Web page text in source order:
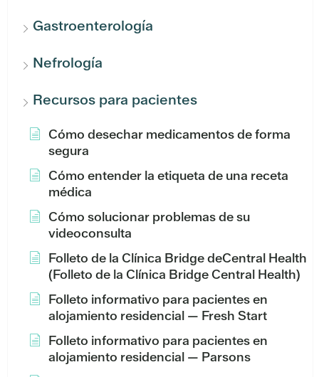
Gastroenterología
Nefrología
Recursos para pacientes
Cómo desechar medicamentos de forma
segura
Cómo entender la etiqueta de una receta
médica
Cómo solucionar problemas de su
videoconsulta
Folleto de la Clínica Bridge deCentral Health
(Folleto de la Clínica Bridge Central Health)
Folleto informativo para pacientes en
alojamiento residencial — Fresh Start
Folleto informativo para pacientes en
alojamiento residencial — Parsons